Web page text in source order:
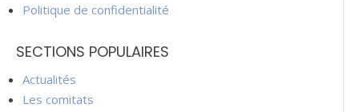
Politique de confidentialité
SECTIONS POPULAIRES
Actualités
Les comitats